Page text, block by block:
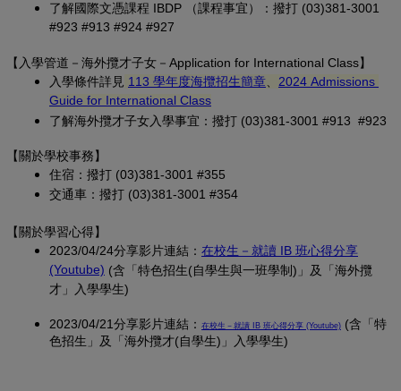
了解國際文憑課程 IBDP （課程事宜）：撥打 (03)381-3001
#923 #913 #924 #927
【 入學管道－ 海外攬才子女 －Application for International Class】
入學條件詳見 113 學年度海攬招生簡章 (另開新視窗)
2024 Admissions
Guide for International Class
了解海外攬才子女入學事宜：撥打 (03)381-3001 #913 #923
【關於學校事務】
住宿：撥打 (03)381-3001 #355
交通車：撥打 (03)381-3001 #354
【關於學習心得】
2023/04/24分享影片連結： 在校生－就讀 IB 班心得分享
(Youtube) (另開新視窗)
(含「特色招生(自學生與一班學制)」及「海外攬
才」入學學生)
2023/04/21分享影片連結： 在校生－就讀 IB 班心得分享 (Youtube) (另開新視窗)
(含「特
色招生」及「海外攬才(自學生)」入學學生)